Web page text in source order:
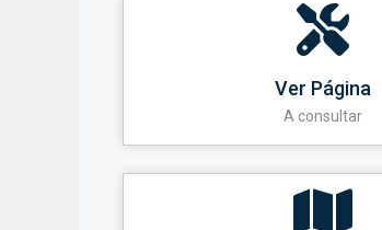
Ver Página
A consultar